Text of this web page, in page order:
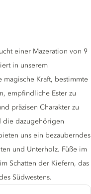
einer Mazeration von 9
in unserem
magische Kraft, bestimmte
empfindliche Ester zu
präzisen Charakter zu
die dazugehörigen
uns ein bezauberndes
und Unterholz. Füße im
Schatten der Kiefern, das
Südwestens.